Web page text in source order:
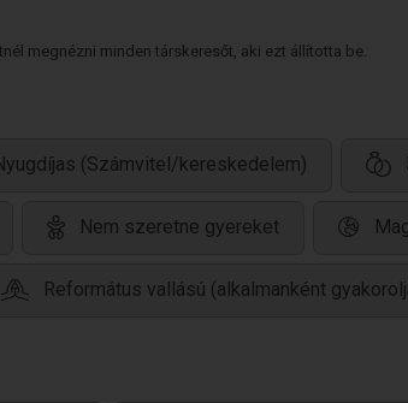
megnézni minden társkeresőt, aki ezt állította be.
(Számvitel/kereskedelem)
Nem szeretne gyereket
Református vallású (alkalmanként